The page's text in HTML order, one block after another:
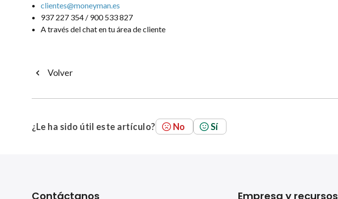
clientes@moneyman.es
937 227 354 / 900 533 827
A través del chat en tu área de cliente
Volver
¿Le ha sido útil este artículo? No Sí
Contáctanos Empresa y recursos